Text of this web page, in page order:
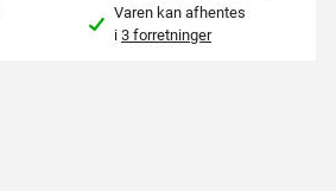
Varen kan afhentes
i3 forretninger